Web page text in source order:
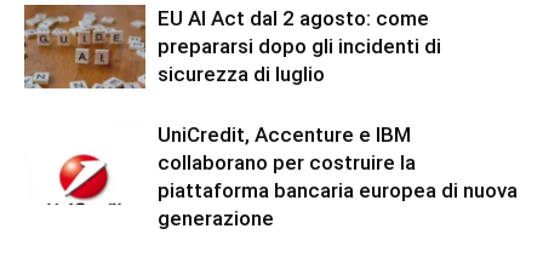
EU AI Act dal 2 agosto: come
prepararsi dopo gli incidenti di
sicurezza di luglio
UniCredit, Accenture e IBM
collaborano per costruire la
piattaforma bancaria europea di nuova
generazione